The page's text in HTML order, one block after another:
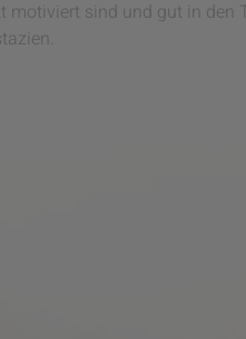
motiviert sind und gut in